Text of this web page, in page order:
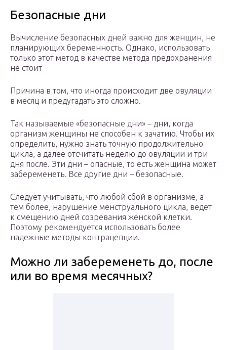
Безопасные дни
Вычисление безопасных дней важно для женщин, не
планирующих беременность. Однако, использовать
только этот метод в качестве метода предохранения
не стоит
Причина в том, что иногда происходит две овуляции
в месяц и предугадать это сложно.
Так называемые «безопасные дни» – дни, когда
организм женщины не способен к зачатию. Чтобы их
определить, нужно знать точную продолжительно
цикла, а далее отсчитать неделю до овуляции и три
дня после. Эти дни – опасные, то есть женщина может
забеременеть. Все другие дни – безопасные.
Следует учитывать, что любой сбой в организме, а
тем более, нарушение менструального цикла, ведет
к смещению дней созревания женской клетки.
Поэтому рекомендуется использовать более
надежные методы контрацепции.
Можно ли забеременеть до, после
или во время месячных?